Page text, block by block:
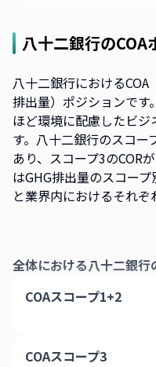
八十二銀行のCOA
八十二銀行における
排出量）ポジションです
ほど環境に配慮したビ
す。八十二銀行のスコー
あり、スコープ3のCOR
はGHG排出量のスコー
と業界内におけるそれぞ
全体における八十二銀行
COAスコープ1+2
COAスコープ3